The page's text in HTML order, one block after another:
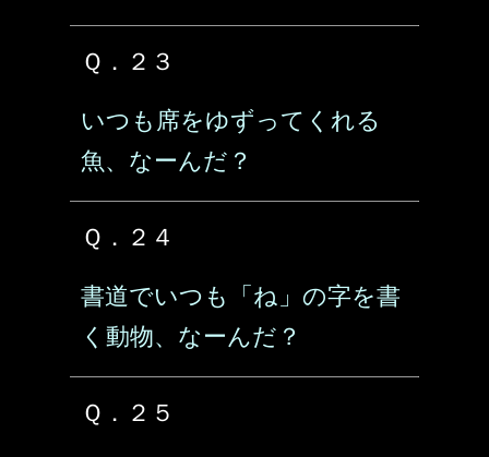
Ｑ．２３
いつも席をゆずってくれる
魚、なーんだ？
Ｑ．２４
書道でいつも「ね」の字を書
く動物、なーんだ？
Ｑ．２５